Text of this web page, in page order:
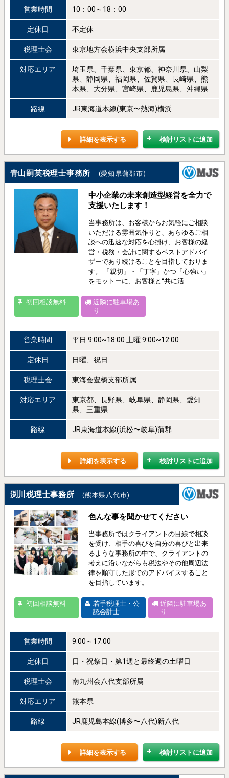
営業時間 10：00～18：00
定休日 不定休
税理士会 東京地方会横浜中央支部所属
対応エリア
埼玉県、千葉県、東京都、神奈川県、山梨
県、静岡県、福岡県、佐賀県、長崎県、熊
本県、大分県、宮崎県、鹿児島県、沖縄県
路線 JR東海道本線(東京〜熱海)横浜
検討リストに追加
詳細を表示する
青山嗣英税理士事務所 (愛知県蒲郡市)
中小企業の未来創造型経営を全力で
支援いたします！
当事務所は、お客様からお気軽にご相談
いただける雰囲気作りと、あらゆるご相
談への迅速な対応を心掛け、お客様の経
営・税務・会計に関するベストアドバイ
ザーであり続けることを目指しておりま
す。 「親切」・「丁寧」かつ「心強い」
をモットーに、お客様と“共に活...
初回相談無料
近隣に駐車場あ
り
営業時間 平日 9:00~18:00 土曜 9:00~12:00
定休日 日曜、祝日
税理士会 東海会豊橋支部所属
対応エリア
東京都、長野県、岐阜県、静岡県、愛知
県、三重県
路線 JR東海道本線(浜松〜岐阜)蒲郡
検討リストに追加
詳細を表示する
渕川税理士事務所 (熊本県八代市)
色んな事を聞かせてください
当事務所ではクライアントの目線で相談
を受け、相手の喜びを自分の喜びと出来
るような事務所の中で、クライアントの
考えに沿いながらも税法やその他周辺法
律を順守した形でのアドバイスすること
を目指しています。
初回相談無料
若手税理士・公
認会計士
近隣に駐車場あ
り
営業時間 9:00～17:00
定休日 日・祝祭日・第1週と最終週の土曜日
税理士会 南九州会八代支部所属
対応エリア 熊本県
路線 JR鹿児島本線(博多〜八代)新八代
検討リストに追加
詳細を表示する